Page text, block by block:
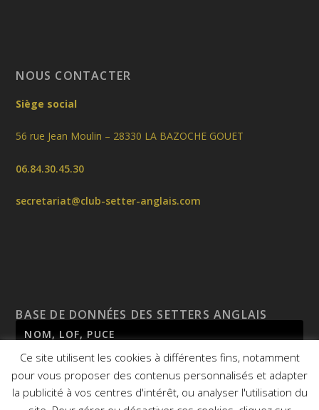
NOUS CONTACTER
Siège social
56 rue Jean Moulin – 28330 LA BAZOCHE GOUET
06.84.30.45.30
secretariat@club-setter-anglais.com
BASE DE DONNÉES DES SETTERS ANGLAIS
Ce site utilisent les cookies à différentes fins, notamment
pour vous proposer des contenus personnalisés et adapter
la publicité à vos centres d'intérêt, ou analyser l'utilisation du